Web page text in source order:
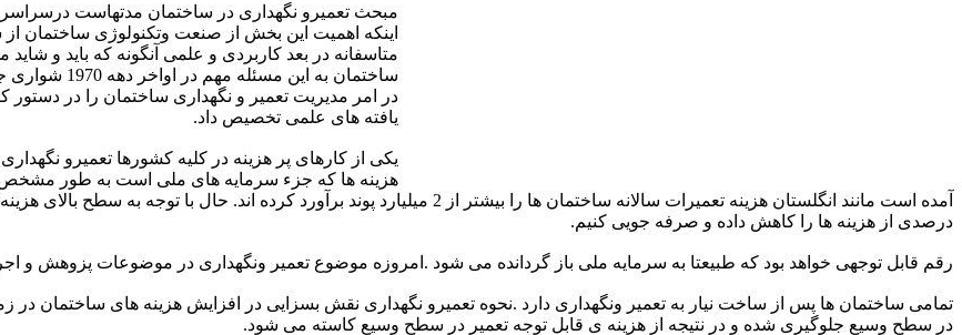
مبحث تعمیرو نگهداری در ساختمان مدتهاست درسراسر
اینکه اهمیت این بخش از صنعت وتکنولوژی ساختمان
متاسفانه در بعد کاربردی و علمی آنگونه که باید و
ساختمان به
در امر مدیریت تعمیر و نگهداری ساختمان را در
یافته های علمی تخصیص داد.
یکی از کارهای پر هزینه در کلیه کشورها تعمیرو
هزینه ها که جزء سرمایه های ملی است به طور
آمده است مانند انگلستان هزینه تعمیرات سالانه ساختمان ها را بیشتر از 2 میلیارد پوند
درصدی از هزینه ها را کاهش داده و صرفه جویی کنیم.
رقم قابل توجهی خواهد بود که طبیعتا به سرمایه ملی باز گردانده می شود .امروزه موضوع تعمیر ونگهداری در موضوعات پزوهش و
تمامی ساختمان ها پس از ساخت نیار به تعمیر ونگهداری دارد .نحوه تعمیرو نگهداری نقش بسزایی در افزایش هزینه های ساختمان در
در سطح وسیع جلوگیری شده و در نتیجه از هزینه ی قابل توجه تعمیر در سطح وسیع کاسته می شود.